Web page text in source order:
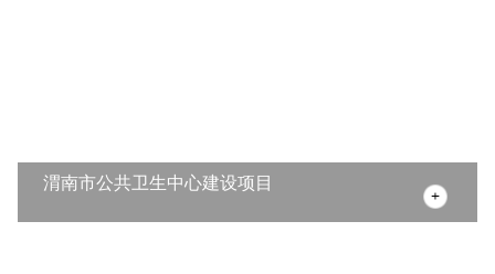
渭南市公共卫生中心建设项目